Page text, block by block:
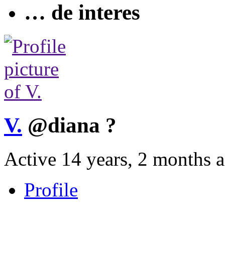
… de interes
V. @diana ?
Active 14 years, 2 months
Profile